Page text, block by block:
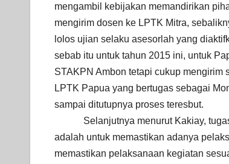
mengambil kebijakan memandirikan
mengirim dosen ke LPTK Mitra,
lolos ujian selaku asesorlah yang
sebab itu untuk tahun 2015 ini, untuk
STAKPN Ambon tetapi cukup mengirim
LPTK Papua yang bertugas sebagai
sampai ditutupnya proses teresbut.
Selanjutnya menurut Kakiay,
adalah untuk memastikan adanya
memastikan pelaksanaan kegiatan